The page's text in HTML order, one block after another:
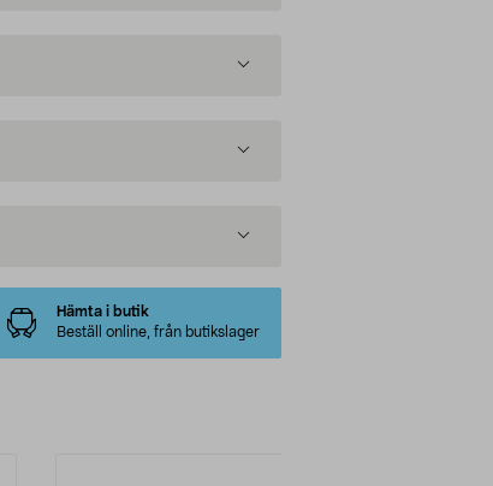
Hämta i butik
Beställ online, från butikslager